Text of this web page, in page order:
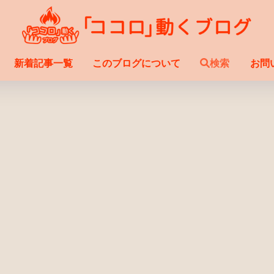
新着記事一覧 このブログについて 検索 お問